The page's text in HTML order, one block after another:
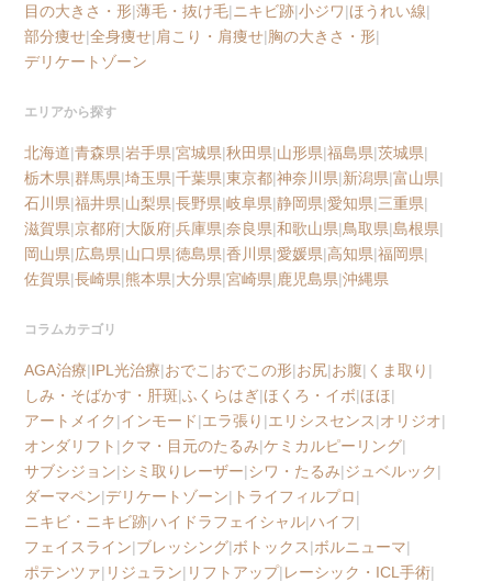
目の大きさ・形|薄毛・抜け毛| ニキビ跡|小ジワ|ほうれい線|
部分痩せ|全身痩せ|肩こり・肩痩せ|胸の大きさ・形|
デリケートゾーン
エリアから探す
北海道|青森県|岩手県|宮城県|秋田県|山形県|福島県|茨城県|
栃木県|群馬県|埼玉県|千葉県|東京都|神奈川県|新潟県|富山県|
石川県|福井県|山梨県|長野県|岐阜県|静岡県|愛知県|三重県|
滋賀県|京都府|大阪府|兵庫県|奈良県|和歌山県|鳥取県|島根県|
岡山県|広島県|山口県|徳島県|香川県|愛媛県|高知県|福岡県|
佐賀県|長崎県|熊本県|大分県|宮崎県|鹿児島県|沖縄県
コラムカテゴリ
AGA治療|IPL光治療|おでこ |おでこの形|お尻|お腹| くま取り |
しみ・そばかす・肝斑|ふくらはぎ|ほくろ・イボ|ほほ|
アートメイク|インモード|エラ張り |エリシスセンス|オリジオ|
オンダリフト |クマ・目元のたるみ|ケミカルピーリング|
サブシジョン|シミ取りレーザー|シワ・たるみ|ジュベルック|
ダーマペン|デリケートゾーン| トライフィルプロ|
ニキビ・ニキビ跡|ハイドラフェイシャル|ハイフ|
フェイスライン|ブレッシング|ボトックス|ボルニューマ|
ポテンツァ| リジュラン| リフトアップ|レーシック・ICL手術|